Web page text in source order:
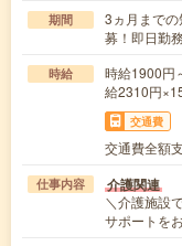
期間
3ヵ月まで
募！即日勤
時給
時給1900
給2310円
交通費
交通費全額
仕事内容 介護関連
＼介護施設
サポートを